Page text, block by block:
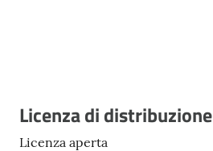
Descrizione
Licenza di distribuzione
Licenza aperta